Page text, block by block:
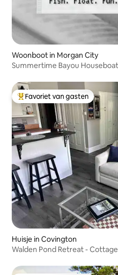
Woonboot in Morgan City
Summertime Bayou Houseboat
Topfavoriet van gasten
Favoriet van gasten
Huisje in Covington
Walden Pond Retreat -